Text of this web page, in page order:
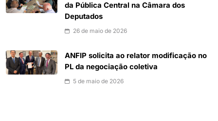
da Pública Central na Câmara dos
Deputados
26 de maio de 2026
ANFIP solicita ao relator modificação no
PL da negociação coletiva
5 de maio de 2026